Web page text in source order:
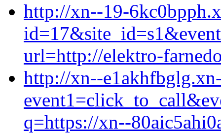
http://xn--19-
url=http://elektro-
http://xn--
q=https://xn--